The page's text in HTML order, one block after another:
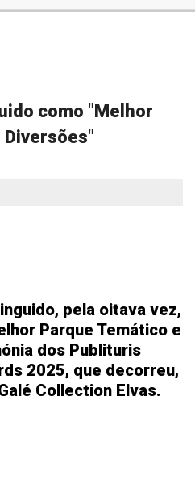
como "Melhor
Diversões"
pela oitava vez,
Parque Temático e
dos Publituris
2025, que decorreu,
Collection Elvas.